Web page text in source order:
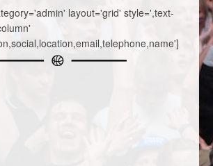
layout='grid' style=',text-